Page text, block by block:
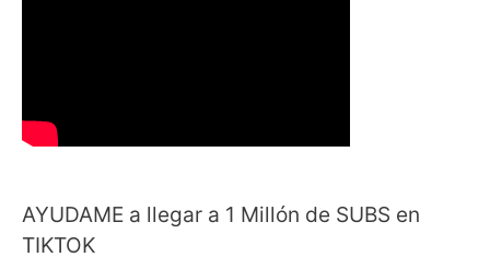
AYUDAME a llegar a 1 Millón de SUBS en
TIKTOK